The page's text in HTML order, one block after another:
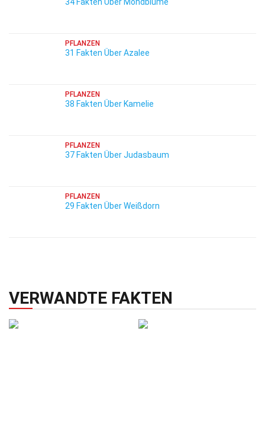
PFLANZEN
31 Fakten Über Azalee
PFLANZEN
38 Fakten Über Kamelie
PFLANZEN
37 Fakten Über Judasbaum
PFLANZEN
29 Fakten Über Weißdorn
VERWANDTE FAKTEN